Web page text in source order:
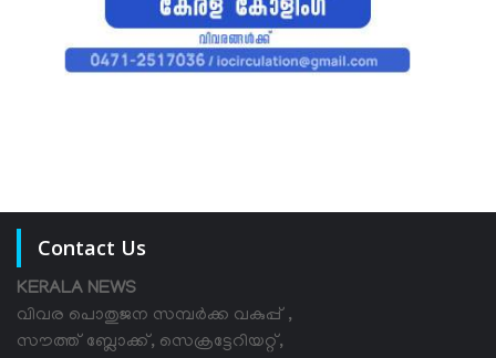
Contact Us
KERALA NEWS
വിവര പൊതുജന സമ്പര്‍ക്ക വകുപ്പ് ,
സൗത്ത് ബ്ലോക്ക്, സെക്രട്ടേറിയറ്റ്,